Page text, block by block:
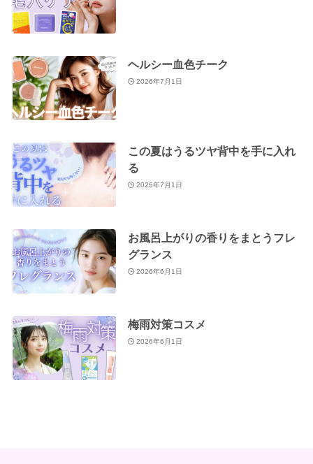
ヘルシー血色チーク
2026年7月1日
この夏はうるツヤ背中を手に入れ
る
2026年7月1日
お風呂上がりの香りをまとうフレ
グランス
2026年6月1日
梅雨対策コスメ
2026年6月1日